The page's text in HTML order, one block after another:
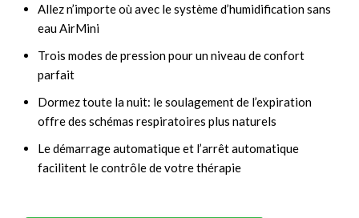
Allez n’importe où avec le système d’humidification sans
eau AirMini
Trois modes de pression pour un niveau de confort
parfait
Dormez toute la nuit: le soulagement de l’expiration
offre des schémas respiratoires plus naturels
Le démarrage automatique et l’arrêt automatique
facilitent le contrôle de votre thérapie